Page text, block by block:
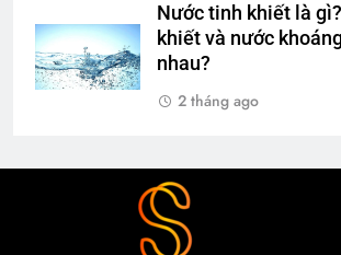
Nước tinh khiết là
khiết và nước
nhau?
2 tháng ago